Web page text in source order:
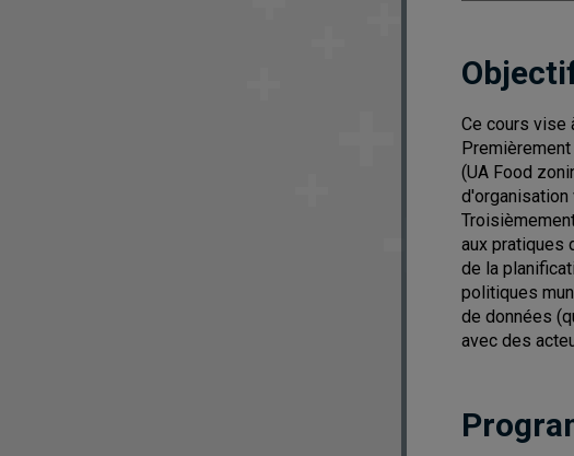
Ce cours vise
(UA Food
d'organisation
aux pratiques
de la
politiques
de données
avec des